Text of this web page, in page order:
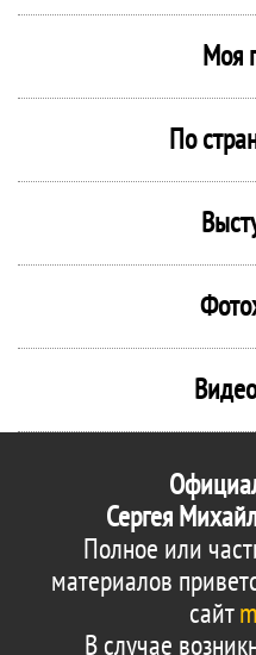
Моя
По
Сергея
Полное или
материалов
сайт
В случае